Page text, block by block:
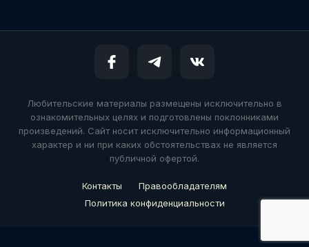
Любительские материалы размещены исключительно в
ознакомительных целях и подготовлены поклонниками
произведений. Сайт носит исключительно информационный
характер и ни при каких обстоятельствах не является
публичной офертой.
Контакты
Правообладателям
Политика конфиденциальности